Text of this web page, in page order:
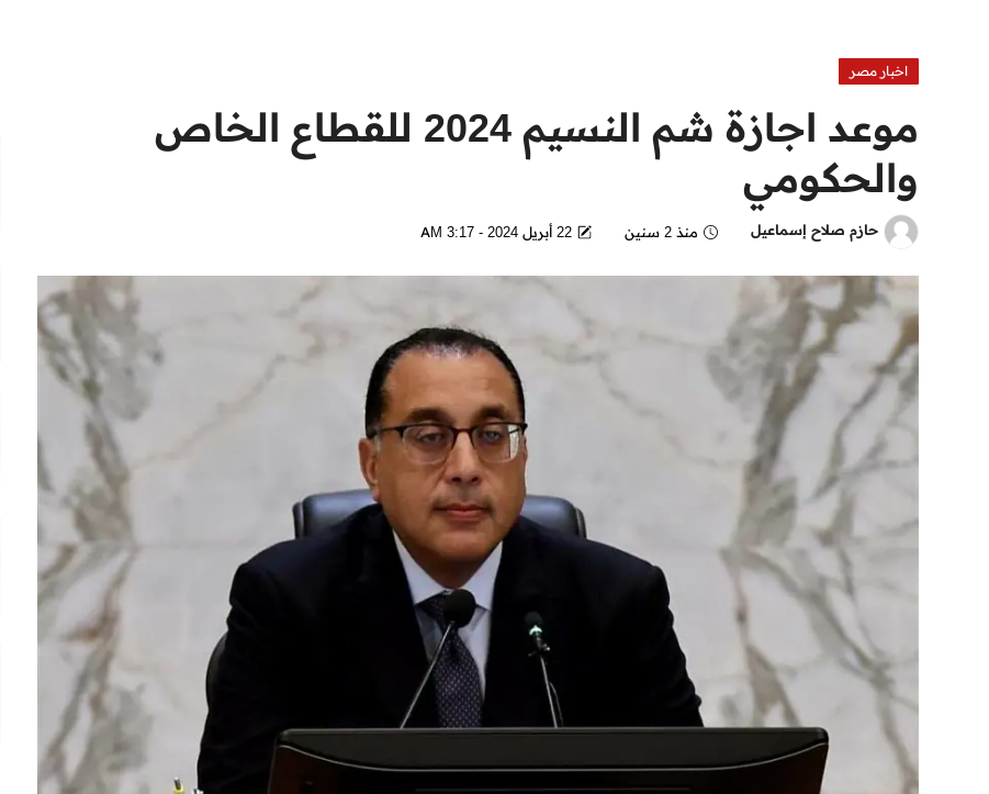
منوعات
اخبار مصر
موعد اجازة شم النسيم 2024 للقطاع الخاص
والحكومي
حازم صلاح إسماعيل منذ 2 سنين 22 أبريل 2024 - 3:17 AM